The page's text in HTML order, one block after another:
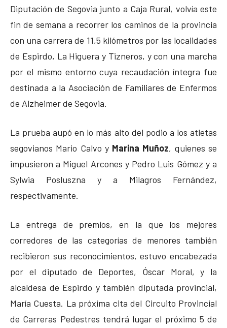
Diputación de Segovia junto a Caja Rural, volvía este
fin de semana a recorrer los caminos de la provincia
con una carrera de 11,5 kilómetros por las localidades
de Espirdo, La Higuera y Tizneros, y con una marcha
por el mismo entorno cuya recaudación íntegra fue
destinada a la Asociación de Familiares de Enfermos
de Alzheimer de Segovia.
La prueba aupó en lo más alto del podio a los atletas
segovianos Mario Calvo y Marina Muñoz, quienes se
impusieron a Miguel Arcones y Pedro Luis Gómez y a
Sylwia Posluszna y a Milagros Fernández,
respectivamente.
La entrega de premios, en la que los mejores
corredores de las categorías de menores también
recibieron sus reconocimientos, estuvo encabezada
por el diputado de Deportes, Óscar Moral, y la
alcaldesa de Espirdo y también diputada provincial,
María Cuesta. La próxima cita del Circuito Provincial
de Carreras Pedestres tendrá lugar el próximo 5 de